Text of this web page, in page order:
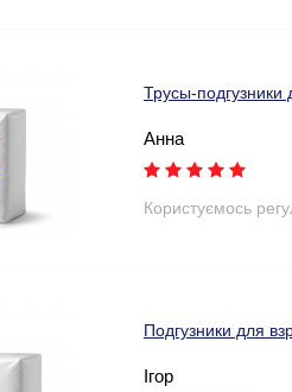
Трусы-
Анна
Користуємось
Подгузники для
Ігор